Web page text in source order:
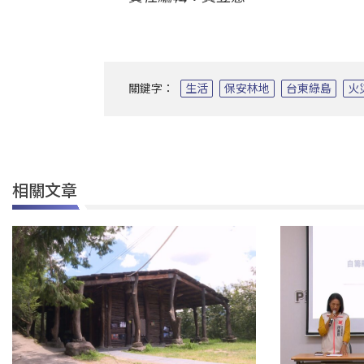
關鍵字： 生活 保安林地 台東綠島 火
相關文章